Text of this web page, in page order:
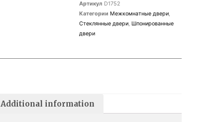
Артикул D1752
Категории Межкомнатные двери,
Стеклянные двери, Шпонированные
двери
Additional information